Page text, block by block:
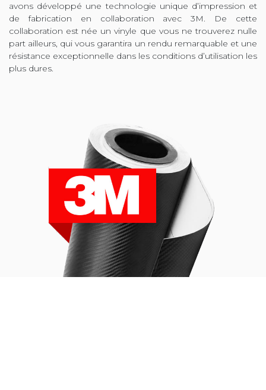
avons développé une technologie unique d’impression et
de fabrication en collaboration avec 3M. De cette
collaboration est née un vinyle que vous ne trouverez nulle
part ailleurs, qui vous garantira un rendu remarquable et une
résistance exceptionnelle dans les conditions d’utilisation les
plus dures.